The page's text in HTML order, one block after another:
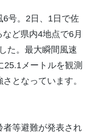
6号。2日、1日で佐
ど県内4地点で6月
た。最大瞬間風速
25.1メートルを観測
となっています。
者等避難が発表され